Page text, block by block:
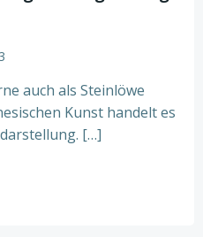
auch als Steinlöwe
Kunst handelt es
[…]